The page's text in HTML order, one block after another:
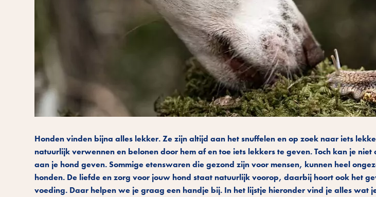
Honden vinden bijna alles lekker. Ze zijn altijd aan het snuffelen en op zoek naar iets
natuurlijk verwennen en belonen door hem af en toe iets lekkers te geven. Toch kan je
aan je hond geven. Sommige etenswaren die gezond zijn voor mensen, kunnen heel
honden. De liefde en zorg voor jouw hond staat natuurlijk voorop, daarbij hoort ook het
voeding. Daar helpen we je graag een handje bij. In het lijstje hieronder vind je alles wat